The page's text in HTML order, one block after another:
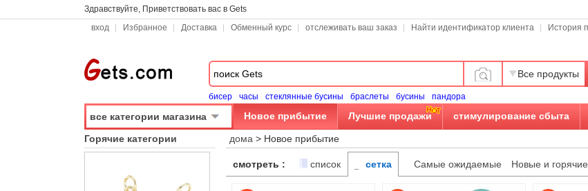
Здравствуйте, Приветствовать вас в Gets
вход
Избранное Доставка Обменный курс отслеживать ваш заказ Найти идентификатор клиента История
Все продукты
бисер часы стеклянные бусины браслеты бусины пандора
все категории магазина Новое прибытие Лучшие продажи стимулирование сбыта
дома > Новое прибытие
смотреть : список сетка Самые ожидаемые Новые и горячие
Горячие категории